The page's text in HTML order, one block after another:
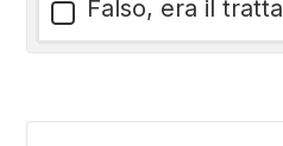
Falso, era il